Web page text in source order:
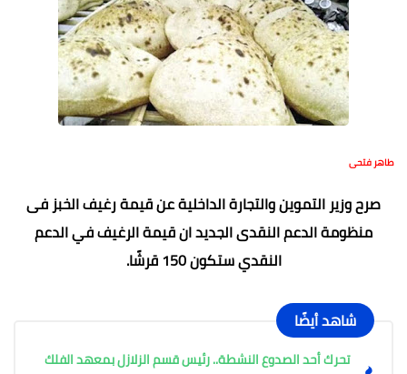
طاهر فتحى
صرح وزير التموين والتجارة الداخلية عن قيمة رغيف الخبز فى
منظومة الدعم النقدى الجديد ان قيمة الرغيف في الدعم
النقدي ستكون 150 قرشًا.
شاهد أيضًا
تحرك أحد الصدوع النشطة.. رئيس قسم الزلازل بمعهد الفلك